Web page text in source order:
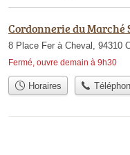
Cordonnerie du Marché
8 Place Fer à Cheval, 94310
Fermé, ouvre demain à 9h30
Horaires